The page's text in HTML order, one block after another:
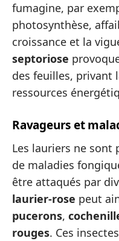
fumagine, par
photosynthèse,
croissance et la
septoriose
des feuilles, privant
ressources
Ravageurs et
Les lauriers ne sont
de maladies
être attaqués par
laurier-rose peut
pucerons,
rouges. Ces